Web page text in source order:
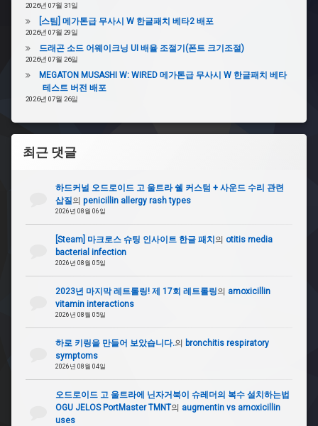
#
연
검
엄
지
2026년 07월 31일
[스팀] 메가톤급 무사시 W 한글패치 베타2 배포
2026년 07월 29일
드래곤 소드 어웨이크닝 UI 배율 조절기(폰트 크기조절)
2026년 07월 26일
MEGATON MUSASHI W: WIRED 메가톤급 무사시 W 한글패치 베타
테스트 버전 배포
2026년 07월 26일
최근 댓글
하드커널 오드로이드 고 울트라 쉘 커스텀 + 사운드 수리 관련
삽질의 penicillin allergy rash types
2026년 08월 06일
[Steam] 마크로스 슈팅 인사이트 한글 패치의 otitis media
bacterial infection
2026년 08월 05일
2023년 마지막 레트롤링! 제 17회 레트롤링의 amoxicillin
vitamin interactions
2026년 08월 05일
하로 키링을 만들어 보았습니다.의 bronchitis respiratory
symptoms
2026년 08월 04일
오드로이드 고 울트라에 닌자거북이 슈레더의 복수 설치하는법
OGU JELOS PortMaster TMNT의 augmentin vs amoxicillin
uses